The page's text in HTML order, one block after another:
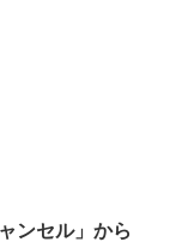
ンセル」から